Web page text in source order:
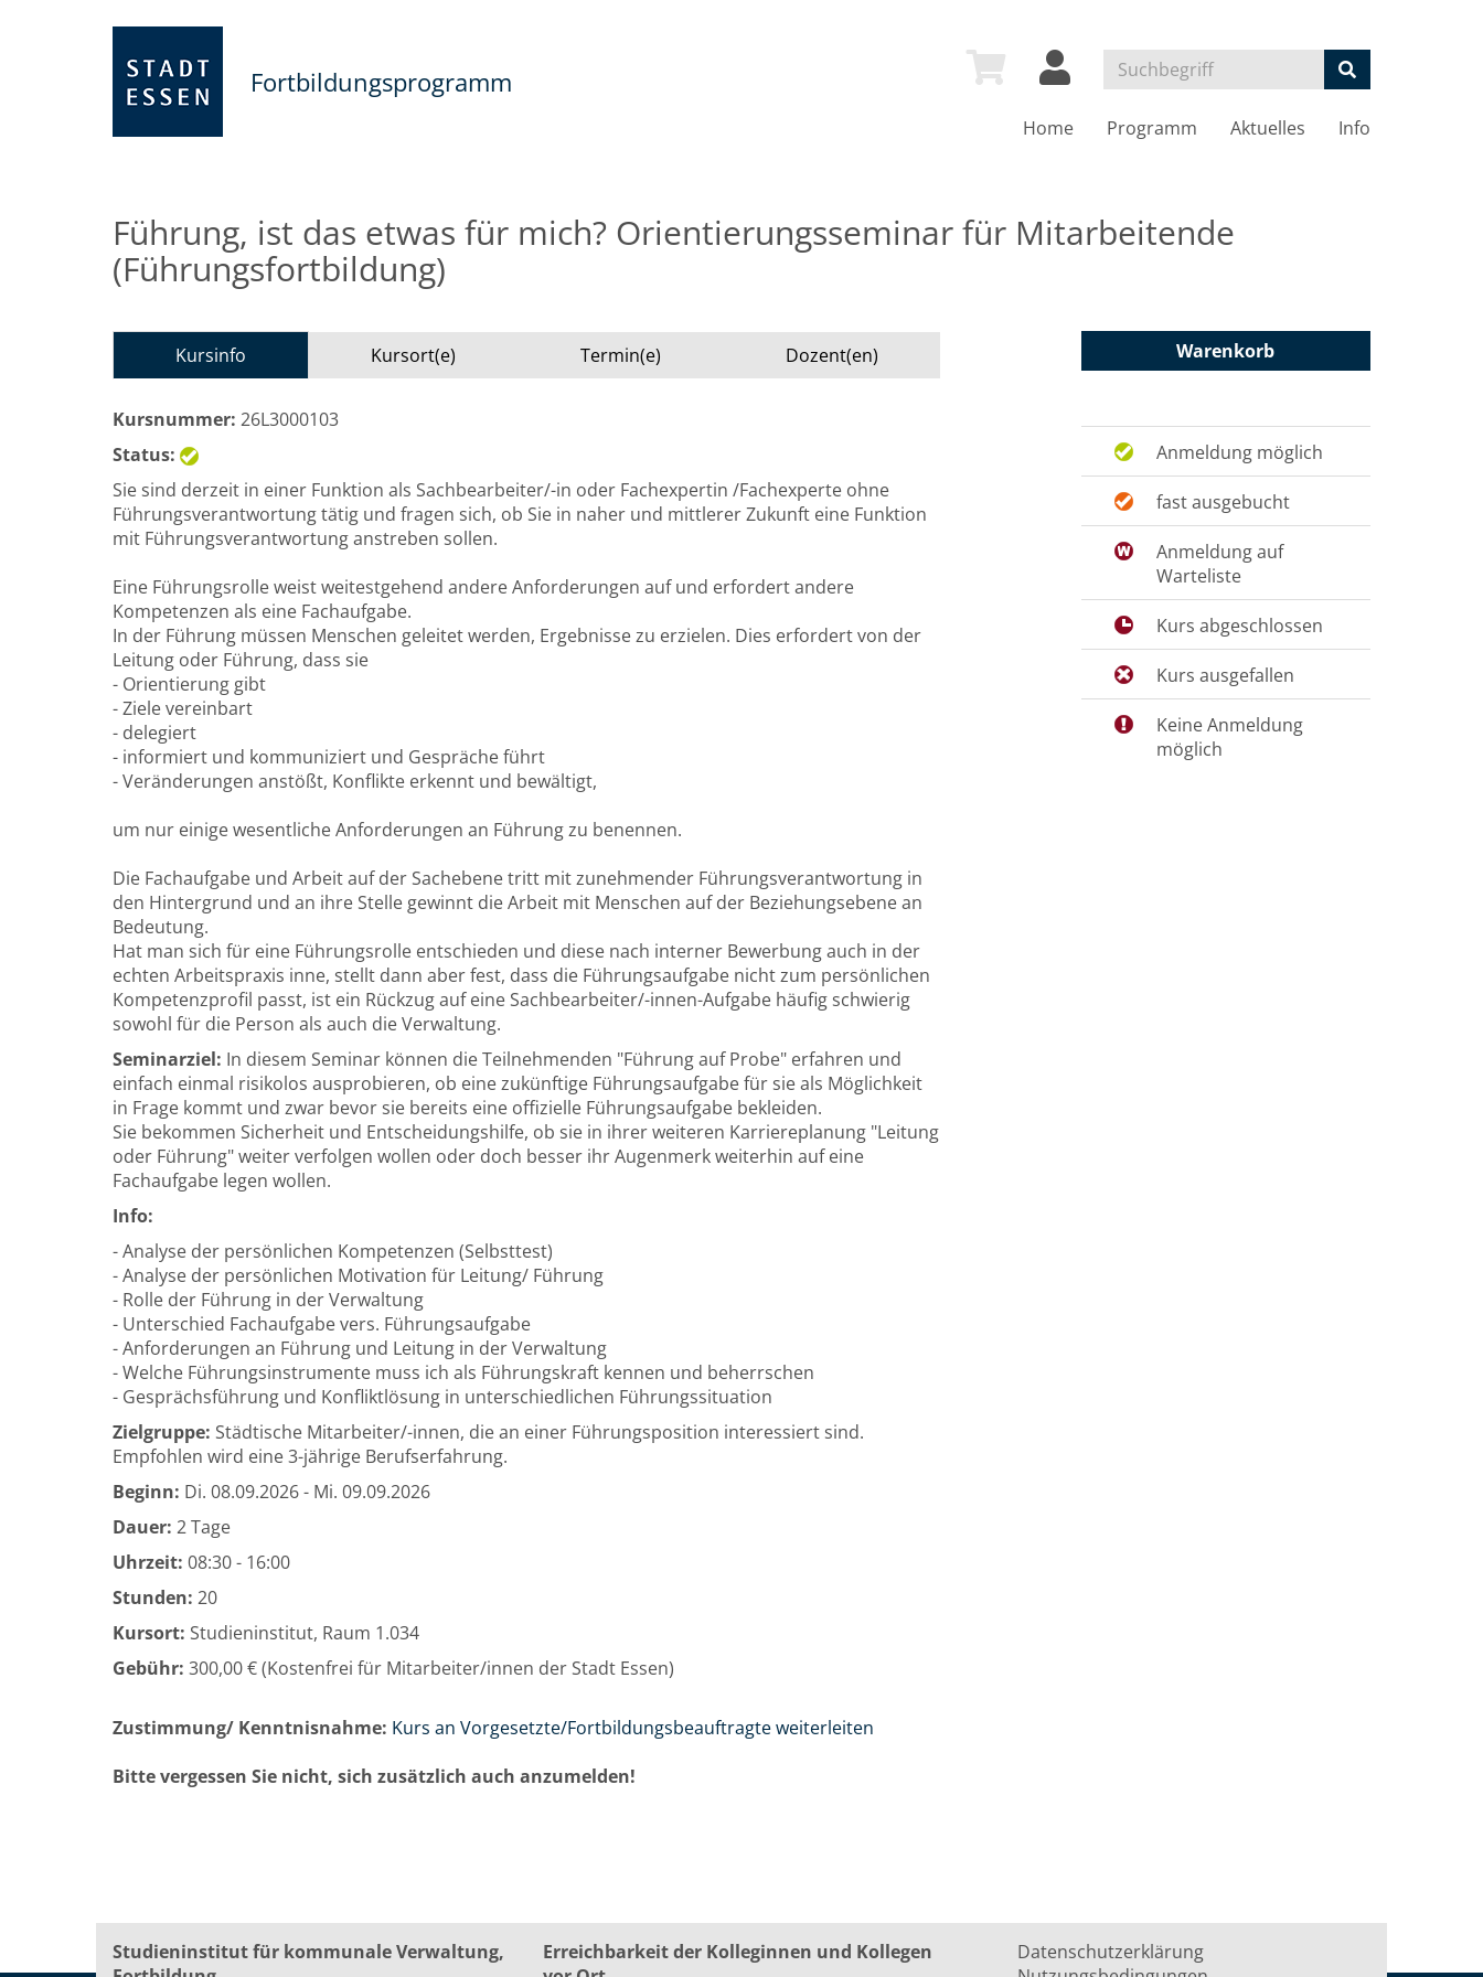
Fortbildungsprogramm
Home Programm Aktuelles Info
Führung, ist das etwas für mich? Orientierungsseminar für Mitarbeitende
(Führungsfortbildung)
Kursinfo Kursort(e) Termin(e) Dozent(en)
Kursnummer: 26L3000103
Status:
Sie sind derzeit in einer Funktion als Sachbearbeiter/-in oder Fachexpertin /Fachexperte ohne
Führungsverantwortung tätig und fragen sich, ob Sie in naher und mittlerer Zukunft eine Funktion
mit Führungsverantwortung anstreben sollen.
Eine Führungsrolle weist weitestgehend andere Anforderungen auf und erfordert andere
Kompetenzen als eine Fachaufgabe.
In der Führung müssen Menschen geleitet werden, Ergebnisse zu erzielen. Dies erfordert von der
Leitung oder Führung, dass sie
- Orientierung gibt
- Ziele vereinbart
- delegiert
- informiert und kommuniziert und Gespräche führt
- Veränderungen anstößt, Konflikte erkennt und bewältigt,
um nur einige wesentliche Anforderungen an Führung zu benennen.
Die Fachaufgabe und Arbeit auf der Sachebene tritt mit zunehmender Führungsverantwortung in
den Hintergrund und an ihre Stelle gewinnt die Arbeit mit Menschen auf der Beziehungsebene an
Bedeutung.
Hat man sich für eine Führungsrolle entschieden und diese nach interner Bewerbung auch in der
echten Arbeitspraxis inne, stellt dann aber fest, dass die Führungsaufgabe nicht zum persönlichen
Kompetenzprofil passt, ist ein Rückzug auf eine Sachbearbeiter/-innen-Aufgabe häufig schwierig
sowohl für die Person als auch die Verwaltung.
Seminarziel: In diesem Seminar können die Teilnehmenden "Führung auf Probe" erfahren und
einfach einmal risikolos ausprobieren, ob eine zukünftige Führungsaufgabe für sie als Möglichkeit
in Frage kommt und zwar bevor sie bereits eine offizielle Führungsaufgabe bekleiden.
Sie bekommen Sicherheit und Entscheidungshilfe, ob sie in ihrer weiteren Karriereplanung "Leitung
oder Führung" weiter verfolgen wollen oder doch besser ihr Augenmerk weiterhin auf eine
Fachaufgabe legen wollen.
Info:
- Analyse der persönlichen Kompetenzen (Selbsttest)
- Analyse der persönlichen Motivation für Leitung/ Führung
- Rolle der Führung in der Verwaltung
- Unterschied Fachaufgabe vers. Führungsaufgabe
- Anforderungen an Führung und Leitung in der Verwaltung
- Welche Führungsinstrumente muss ich als Führungskraft kennen und beherrschen
- Gesprächsführung und Konfliktlösung in unterschiedlichen Führungssituation
Zielgruppe: Städtische Mitarbeiter/-innen, die an einer Führungsposition interessiert sind.
Empfohlen wird eine 3-jährige Berufserfahrung.
Beginn: Di. 08.09.2026 - Mi. 09.09.2026
Dauer: 2 Tage
Uhrzeit: 08:30 - 16:00
Stunden: 20
Kursort: Studieninstitut, Raum 1.034
Gebühr: 300,00 € (Kostenfrei für Mitarbeiter/innen der Stadt Essen)
Zustimmung/ Kenntnisnahme: Kurs an Vorgesetzte/Fortbildungsbeauftragte weiterleiten
Bitte vergessen Sie nicht, sich zusätzlich auch anzumelden!
Warenkorb
Anmeldung möglich
fast ausgebucht
Anmeldung auf
Warteliste
Kurs abgeschlossen
Kurs ausgefallen
Keine Anmeldung
möglich
Studieninstitut für kommunale Verwaltung,
Erreichbarkeit der Kolleginnen und Kollegen
Datenschutzerklärung